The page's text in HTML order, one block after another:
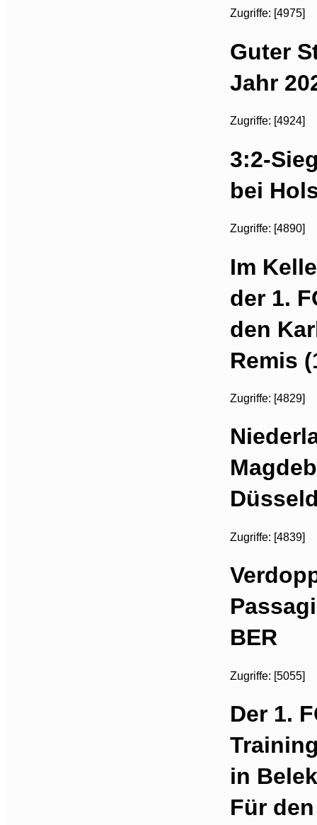
Zugriffe: [4975]
Guter
Jahr
Zugriffe: [4924]
3:2-
bei
Zugriffe: [4890]
Im
der 1.
den
Remis
Zugriffe: [4829]
Zugriffe: [4839]
BER
Zugriffe: [5055]
Der 1.
in Belek
Für